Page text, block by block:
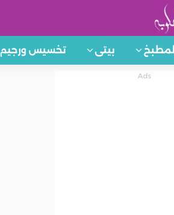
المطبخ بيتى تخسيس ورجيم